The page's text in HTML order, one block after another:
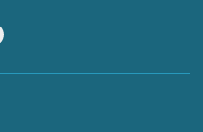
Instagram